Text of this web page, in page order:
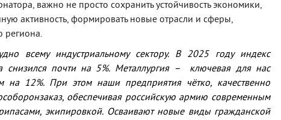
важно не просто сохранить устойчивость экономики,
активность, формировать новые отрасли и сферы,
региона.
всему индустриальному сектору. В 2025 году индекс
снизился почти на 5%. Металлургия – ключевая для нас
на 12%. При этом наши предприятия чётко, качественно
обеспечивая российскую армию современным
экипировкой. Осваивают новые виды гражданской